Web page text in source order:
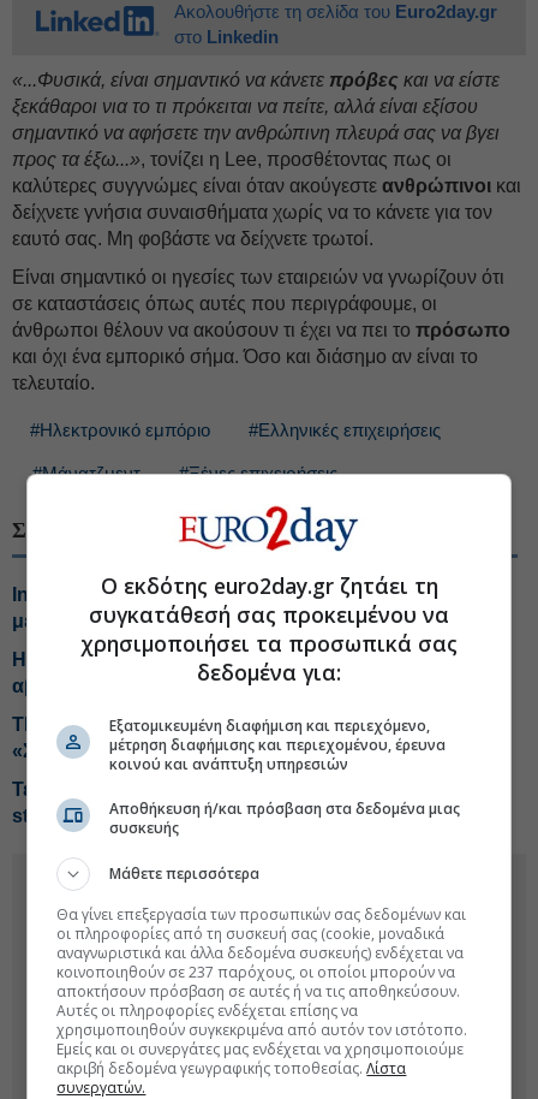
Ακολουθήστε τη σελίδα του Euro2day.gr
στο Linkedin
«...Φυσικά, είναι σημαντικό να κάνετε πρόβες και να είστε
ξεκάθαροι νια το τι πρόκειται να πείτε, αλλά είναι εξίσου
σημαντικό να αφήσετε την ανθρώπινη πλευρά σας να βγει
προς τα έξω...», τονίζει η Lee, προσθέτοντας πως οι
καλύτερες συγγνώμες είναι όταν ακούγεστε ανθρώπινοι και
δείχνετε γνήσια συναισθήματα χωρίς να το κάνετε για τον
εαυτό σας. Μη φοβάστε να δείχνετε τρωτοί.
Είναι σημαντικό οι ηγεσίες των εταιρειών να γνωρίζουν ότι
σε καταστάσεις όπως αυτές που περιγράφουμε, οι
άνθρωποι θέλουν να ακούσουν τι έχει να πει το πρόσωπο
και όχι ένα εμπορικό σήμα. Όσο και διάσημο αν είναι το
τελευταίο.
#Ηλεκτρονικό εμπόριο #Ελληνικές επιχειρήσεις
#Μάνατζμεντ #Ξένες επιχειρήσεις
ΣΧΕΤΙΚΑ ΘΕΜΑΤΑ
Intrapreneurship: Το κλειδί της καινοτομίας στις
μεγάλες επιχειρήσεις
Η «σύνθετη σκέψη», απάντηση στην εποχή της
αβεβαιότητας
ΤΕΧΑΝ- ENVIPCO: Τεράστιος τζίρος από τα μικρά
«Σπιτάκια Ανακύκλωσης»
Τεχνητή Νοημοσύνη: Η νέα «μηχανή» που γεννά
startups
Ο εκδότης euro2day.gr ζητάει τη
συγκατάθεσή σας προκειμένου να
χρησιμοποιήσει τα προσωπικά σας
δεδομένα για:
Εξατομικευμένη διαφήμιση και περιεχόμενο,
μέτρηση διαφήμισης και περιεχομένου, έρευνα
κοινού και ανάπτυξη υπηρεσιών
Αποθήκευση ή/και πρόσβαση στα δεδομένα μιας
συσκευής
Μάθετε περισσότερα
Θα γίνει επεξεργασία των προσωπικών σας δεδομένων και
οι πληροφορίες από τη συσκευή σας (cookie, μοναδικά
αναγνωριστικά και άλλα δεδομένα συσκευής) ενδέχεται να
κοινοποιηθούν σε 237 παρόχους, οι οποίοι μπορούν να
αποκτήσουν πρόσβαση σε αυτές ή να τις αποθηκεύσουν.
Αυτές οι πληροφορίες ενδέχεται επίσης να
χρησιμοποιηθούν συγκεκριμένα από αυτόν τον ιστότοπο.
Εμείς και οι συνεργάτες μας ενδέχεται να χρησιμοποιούμε
ακριβή δεδομένα γεωγραφικής τοποθεσίας.Λίστα
συνεργατών.